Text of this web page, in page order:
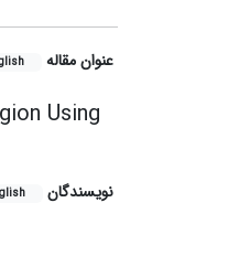
عنوان مقاله
Using
نویسندگان